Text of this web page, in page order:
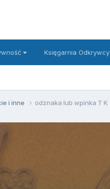
Księgarnia Odkrywcy
i inne odznaka lub wpinka T K